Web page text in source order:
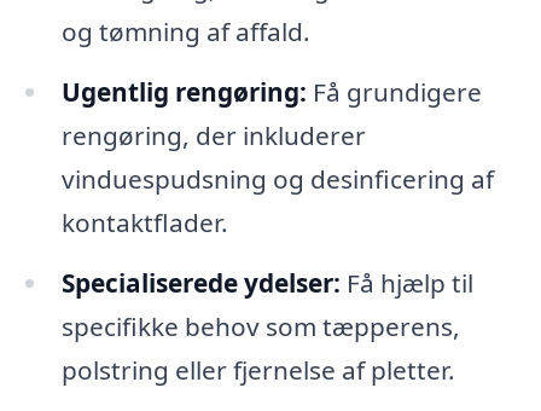
og tømning af affald.
Ugentlig rengøring: Få grundigere
rengøring, der inkluderer
vinduespudsning og desinficering af
kontaktflader.
Specialiserede ydelser: Få hjælp til
specifikke behov som tæpperens,
polstring eller fjernelse af pletter.